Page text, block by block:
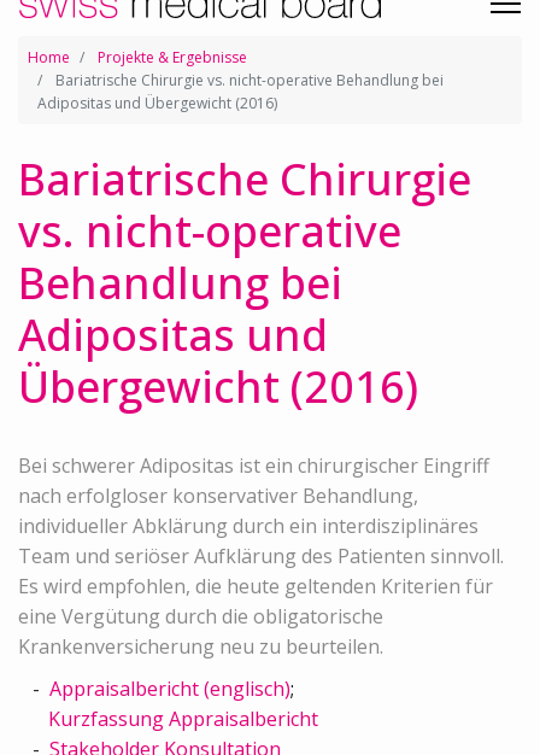
Home
Projekte & Ergebnisse
Bariatrische Chirurgie vs. nicht-operative Behandlung bei
Adipositas und Übergewicht (2016)
Bariatrische Chirurgie
vs. nicht-operative
Behandlung bei
Adipositas und
Übergewicht (2016)
Bei schwerer Adipositas ist ein chirurgischer Eingriff
nach erfolgloser konservativer Behandlung,
individueller Abklärung durch ein interdisziplinäres
Team und seriöser Aufklärung des Patienten sinnvoll.
Es wird empfohlen, die heute geltenden Kriterien für
eine Vergütung durch die obligatorische
Krankenversicherung neu zu beurteilen.
Appraisalbericht (englisch);
Kurzfassung Appraisalbericht
Stakeholder Konsultation